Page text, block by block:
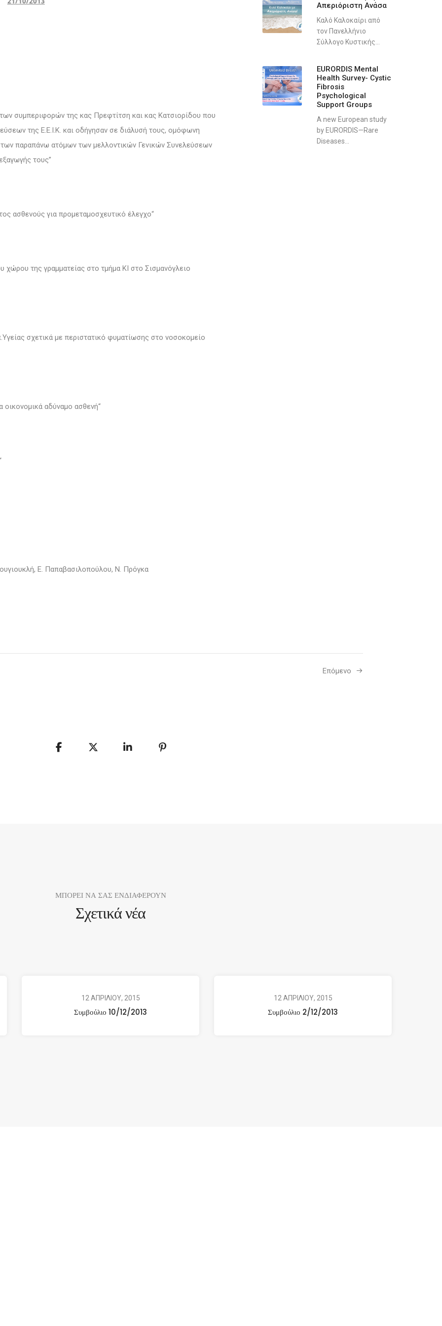
συμπεριφορών της κας Πρεφτίτση και κας Κατσιορίδου που
της Ε.Ε.Ι.Κ. και οδήγησαν σε διάλυσή τους, ομόφωνη
παραπάνω ατόμων των μελλοντικών Γενικών Συνελεύσεων
τους”
ασθενούς για προμεταμοσχευτικό έλεγχο“
της γραμματείας στο τμήμα ΚΙ στο Σισμανόγλειο
σχετικά με περιστατικό φυματίωσης στο νοσοκομείο
αδύναμο ασθενή“
Ε. Παπαβασιλοπούλου, Ν. Πρόγκα
Απεριόριστη Ανάσα
Καλό Καλοκαίρι από
τον Πανελλήνιο
Σύλλογο Κυστικής...
EURORDIS Mental
Health Survey- Cystic
Fibrosis
Psychological
Support Groups
A new European study
by EURORDIS—Rare
Diseases...
Επόμενο
ΜΠΟΡΕΙ ΝΑ ΣΑΣ ΕΝΔΙΑΦΕΡΟΥΝ
Σχετικά νέα
12 ΑΠΡΙΛΙΟΥ, 2015
Συμβούλιο 10/12/2013
12 ΑΠΡΙΛΙΟΥ, 2015
Συμβούλιο 2/12/2013